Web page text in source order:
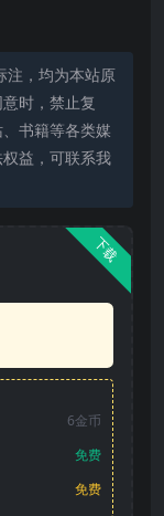
注，均为本站原
时，禁止复
书籍等各类媒
益，可联系我
下载
6金币
免费
免费